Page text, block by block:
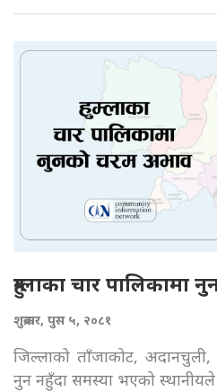
हुम्लाका चार पालिकामा
शुक्रबार, पुस ५, २०८१
जिल्लाको ताँजाकोट,
नुन नहुँदा समस्या भएको